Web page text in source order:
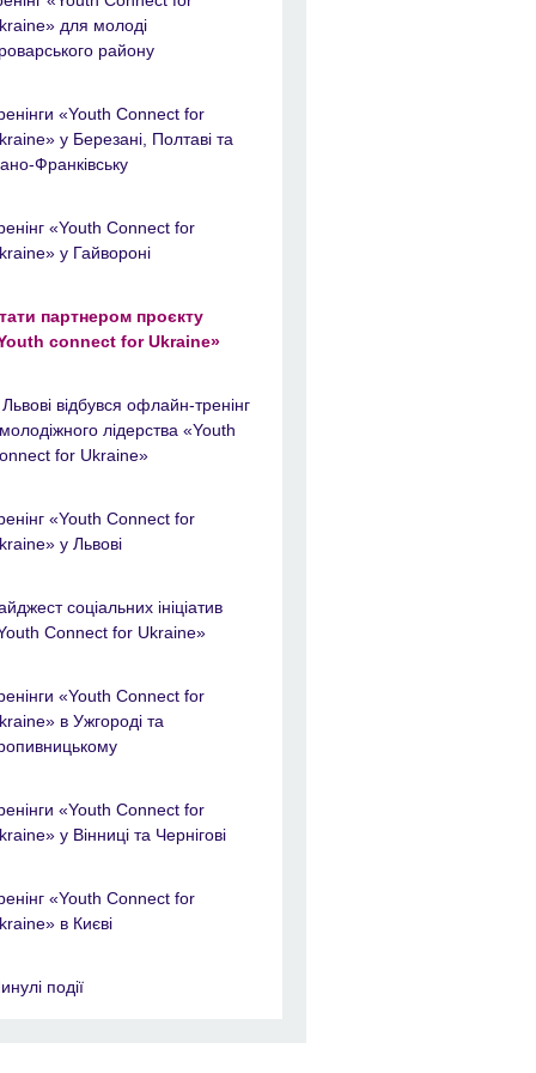
для молоді
району
«Youth Connect for
у Березані, Полтаві та
Франківську
«Youth Connect for
у Гайвороні
партнером проєкту
connect for Ukraine»
відбувся офлайн-тренінг
лідерства «Youth
for Ukraine»
«Youth Connect for
у Львові
соціальних ініціатив
Connect for Ukraine»
«Youth Connect for
в Ужгороді та
«Youth Connect for
у Вінниці та Чернігові
«Youth Connect for
в Києві
події